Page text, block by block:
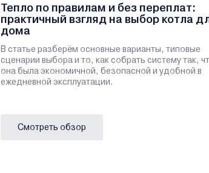
Тепло по правилам и без переплат:
практичный взгляд на выбор котла
дома
В статье разберём основные варианты, типовые
сценарии выбора и то, как собрать систему так,
она была экономичной, безопасной и удобной в
ежедневной эксплуатации.
Смотреть обзор